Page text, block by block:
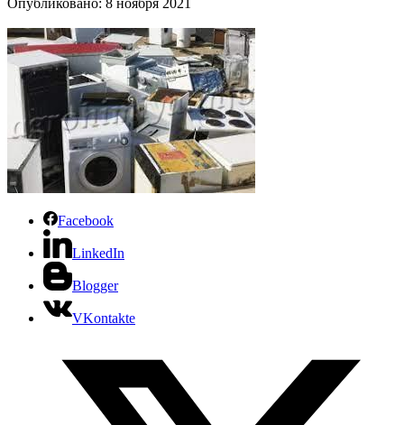
Facebook
LinkedIn
Blogger
VKontakte